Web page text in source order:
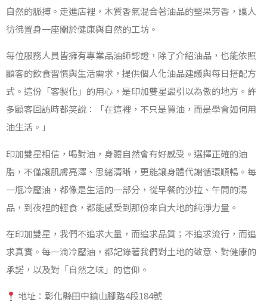
自然的脈搏。走進店裡，木質香氣混合著油品的堅果芳香，讓人
彷彿置身一座關於健康與自然的工坊。
每位服務人員皆擁有專業品油師認證，除了介紹油品，也能依照
顧客的飲食習慣與生活需求，提供個人化油品建議與每日搭配方
式。這份「客製化」的用心，是印加雙星最引以為傲的地方。許
多顧客回訪時都笑說：「在這裡，不只是買油，而是學會如何用
油生活。」
印加雙星相信，喝對油，身體自然會有好感受。選擇正確的油
脂，不僅讓肌膚亮澤、思緒清晰，更能讓身體代謝循環順暢。每
一瓶冷壓油，都像是生活的一部分，從早餐的沙拉、午間的湯
品，到夜裡的輕食，都能感受到那份來自大地的純淨力量。
在印加雙星，我們不追求大量，而追求品質；不追求流行，而追
求真實。每一滴冷壓油，都記錄著我們對土地的敬意、對健康的
承諾，以及對「自然之味」的信仰。
地址：彰化縣田中鎮山腳路4段184號